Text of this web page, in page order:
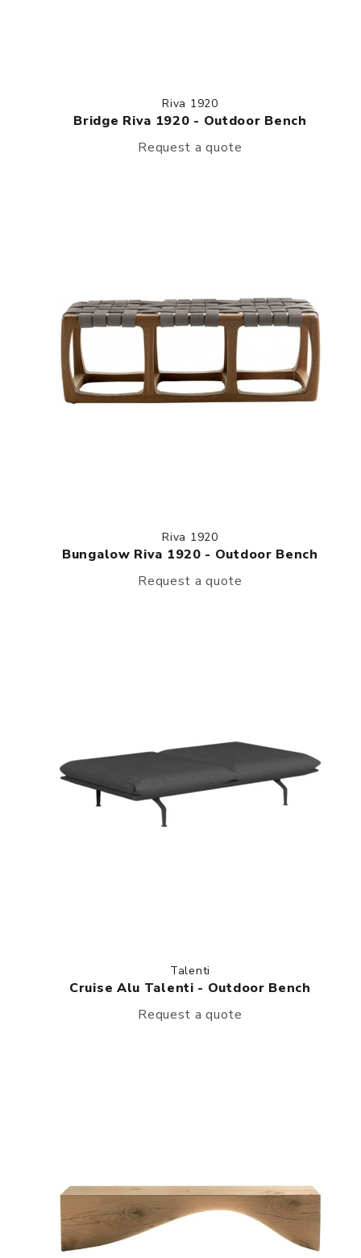
Riva 1920
Bridge Riva 1920 - Outdoor Bench
Request a quote
Riva 1920
Bungalow Riva 1920 - Outdoor Bench
Request a quote
Talenti
Cruise Alu Talenti - Outdoor Bench
Request a quote